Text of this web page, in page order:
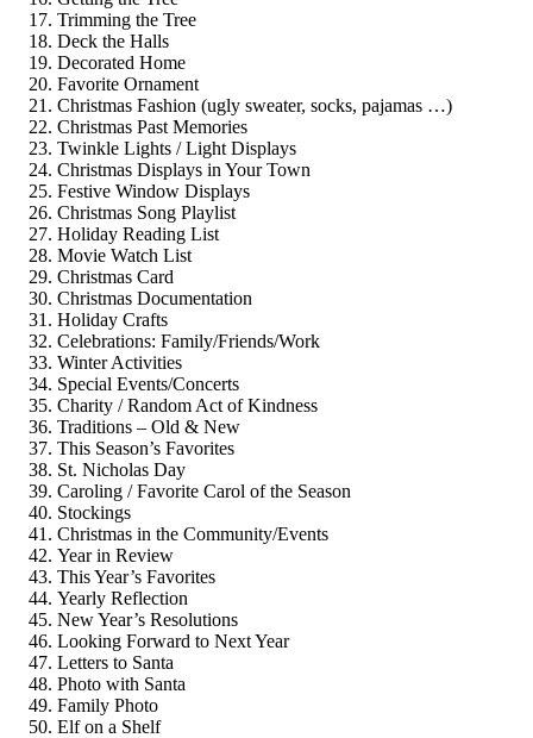
Trimming the Tree
Deck the Halls
Decorated Home
Favorite Ornament
Christmas Fashion (ugly sweater, socks, pajamas …)
Christmas Past Memories
Twinkle Lights / Light Displays
Christmas Displays in Your Town
Festive Window Displays
Christmas Song Playlist
Holiday Reading List
Movie Watch List
Christmas Card
Christmas Documentation
Holiday Crafts
Celebrations: Family/Friends/Work
Winter Activities
Special Events/Concerts
Charity / Random Act of Kindness
Traditions – Old & New
This Season’s Favorites
St. Nicholas Day
Caroling / Favorite Carol of the Season
Stockings
Christmas in the Community/Events
Year in Review
This Year’s Favorites
Yearly Reflection
New Year’s Resolutions
Looking Forward to Next Year
Letters to Santa
Photo with Santa
Family Photo
Elf on a Shelf